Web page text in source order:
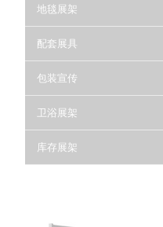
地毯展架
配套展具
包装宣传
卫浴展架
库存展架